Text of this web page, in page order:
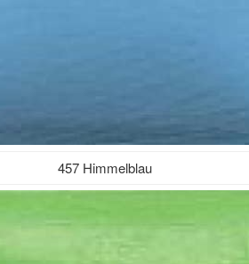
457 Himmelblau